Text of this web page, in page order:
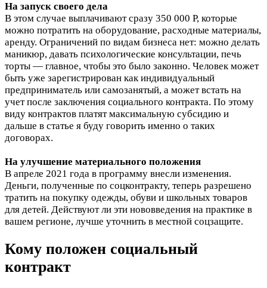
На запуск своего дела
В этом случае выплачивают сразу 350 000 Р, которые
можно потратить на оборудование, расходные материалы,
аренду. Ограничений по видам бизнеса нет: можно делать
маникюр, давать психологические консультации, печь
торты — главное, чтобы это было законно. Человек может
быть уже зарегистрирован как индивидуальный
предприниматель или самозанятый, а может встать на
учет после заключения социального контракта. По этому
виду контрактов платят максимальную субсидию и
дальше в статье я буду говорить именно о таких
договорах.
На улучшение материального положения
В апреле 2021 года в программу внесли изменения.
Деньги, полученные по соцконтракту, теперь разрешено
тратить на покупку одежды, обуви и школьных товаров
для детей. Действуют ли эти нововведения на практике в
вашем регионе, лучше уточнить в местной соцзащите.
Кому положен социальный
контракт